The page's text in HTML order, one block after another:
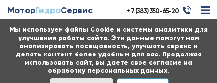
Мы используем файлы Cookie и системы аналитики для
улучшения работы сайта. Эти данные помогут нам
анализировать посещаемость, улучшать сервис и
делать контент более удобным для вас. Продолжая
использовать сайт, вы даете свое согласие на
обработку персональных данных.
МоторГидроСервис + 7 (383) 350-65-20